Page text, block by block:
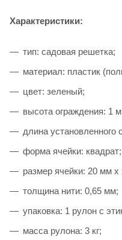
Характеристики:
тип: садовая решетка;
материал: пластик
цвет: зеленый;
высота ограждения: 1
длина установленного
форма ячейки: квадрат;
размер ячейки: 20 мм
толщина нити: 0,65 мм;
упаковка: 1 рулон с
масса рулона: 3 кг;